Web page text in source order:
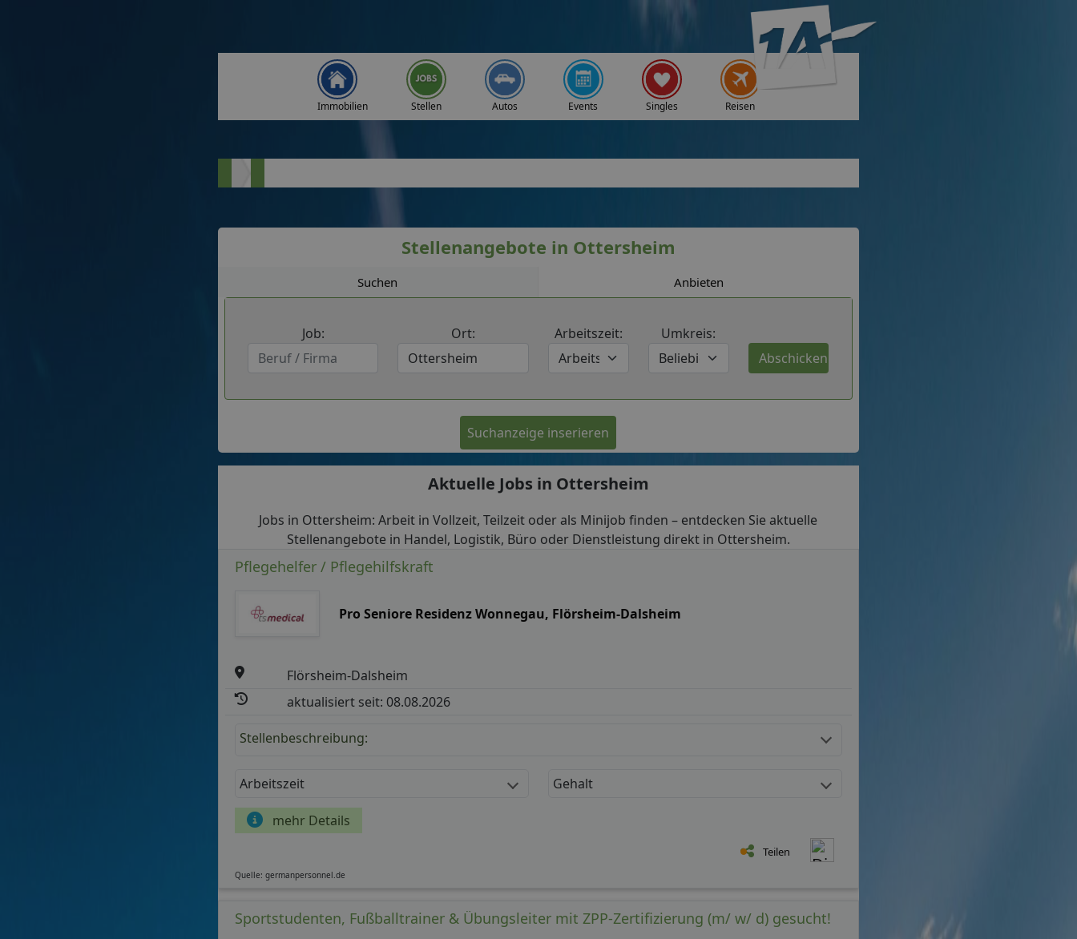
Immobilien Stellen Autos Events Singles Reisen
Stellenangebote in Ottersheim
Suchen Anbieten
Job: Ort: Arbeitszeit: Umkreis:
Suchanzeige inserieren
Aktuelle Jobs in Ottersheim
Jobs in Ottersheim: Arbeit in Vollzeit, Teilzeit oder als Minijob finden – entdecken Sie aktuelle
Stellenangebote in Handel, Logistik, Büro oder Dienstleistung direkt in Ottersheim.
Pflegehelfer / Pflegehilfskraft
Pro Seniore Residenz Wonnegau, Flörsheim-Dalsheim
Flörsheim-Dalsheim
aktualisiert seit: 08.08.2026
Stellenbeschreibung:
Arbeitszeit Gehalt
mehr Details
Teilen
Quelle: germanpersonnel.de
Sportstudenten, Fußballtrainer & Übungsleiter mit ZPP-Zertifizierung (m/ w/ d) gesucht!